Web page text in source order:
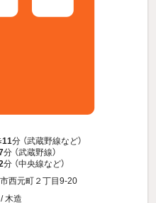
11分 （武蔵野線など）
分 （武蔵野線）
分 （中央線など）
西元町２丁目9-20
木造